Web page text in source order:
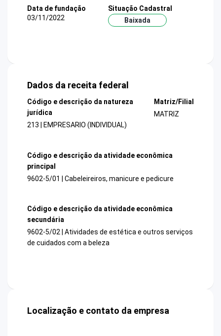
Data de fundação
03/11/2022
Situação Cadastral
Baixada
Dados da receita federal
Código e descrição da natureza
jurídica
213 | EMPRESARIO (INDIVIDUAL)
Matriz/Filial
MATRIZ
Código e descrição da atividade econômica
principal
9602-5/01 | Cabeleireiros, manicure e pedicure
Código e descrição da atividade econômica
secundária
9602-5/02 | Atividades de estética e outros serviços
de cuidados com a beleza
Localização e contato da empresa